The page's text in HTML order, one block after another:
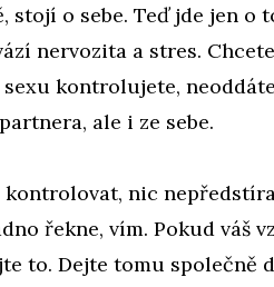
stojí o sebe. Teď jde jen o
nervozita a stres.
kontrolujete,
ale i ze sebe.
kontrolovat, nic
řekne, vím. Pokud váš
to. Dejte tomu společně